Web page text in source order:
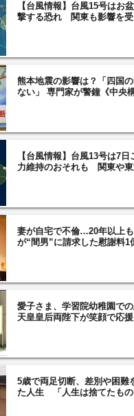
【台風情報】台風15号はお
撃する恐れ 関東も影響を
熊本地震の影響は？「四国
ない」 専門家が警鐘《中央
【台風情報】台風13号は7
力維持のおそれも 関東や
妻が自宅で不倫…20年以上
が“間男”に請求した慰謝料1
愛子さま、学習院幼稚園で
天皇皇后両陛下が笑顔で応
5歳で両足切断、差別や困難
た人生 「人生は捨てたも